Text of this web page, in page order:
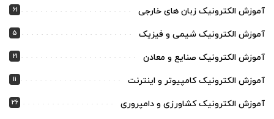
آموزش الکترونیک زبان های خارجی 61
آموزش الکترونیک شیمی و فیزیک 5
آموزش الکترونیک صنایع و معادن 21
آموزش الکترونیک کامپیوتر و اینترنت 11
آموزش الکترونیک کشاورزی و دامپروری 26